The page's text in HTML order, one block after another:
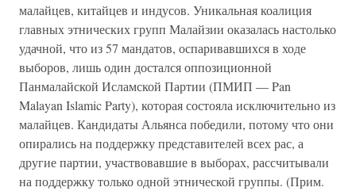
малайцев, китайцев и индусов. Уникальная коалиция
главных этнических групп Малайзии оказалась настолько
удачной, что из 57 мандатов, оспаривавшихся в ходе
выборов, лишь один достался оппозиционной
Панмалайской Исламской Партии (ПМИП — Pan
Malayan Islamic Party), которая состояла исключительно из
малайцев. Кандидаты Альянса победили, потому что они
опирались на поддержку представителей всех рас, а
другие партии, участвовавшие в выборах, рассчитывали
на поддержку только одной этнической группы. (Прим.